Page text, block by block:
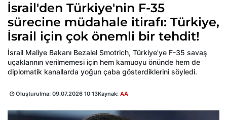
İsrail'den Türkiye'nin F-35
sürecine müdahale itirafı: Türkiye,
İsrail için çok önemli bir tehdit!
İsrail Maliye Bakanı Bezalel Smotrich, Türkiye'ye F-35 savaş
uçaklarının verilmemesi için hem kamuoyu önünde hem de
diplomatik kanallarda yoğun çaba gösterdiklerini söyledi.
Oluşturulma: 09.07.2026 10:13Kaynak: AA